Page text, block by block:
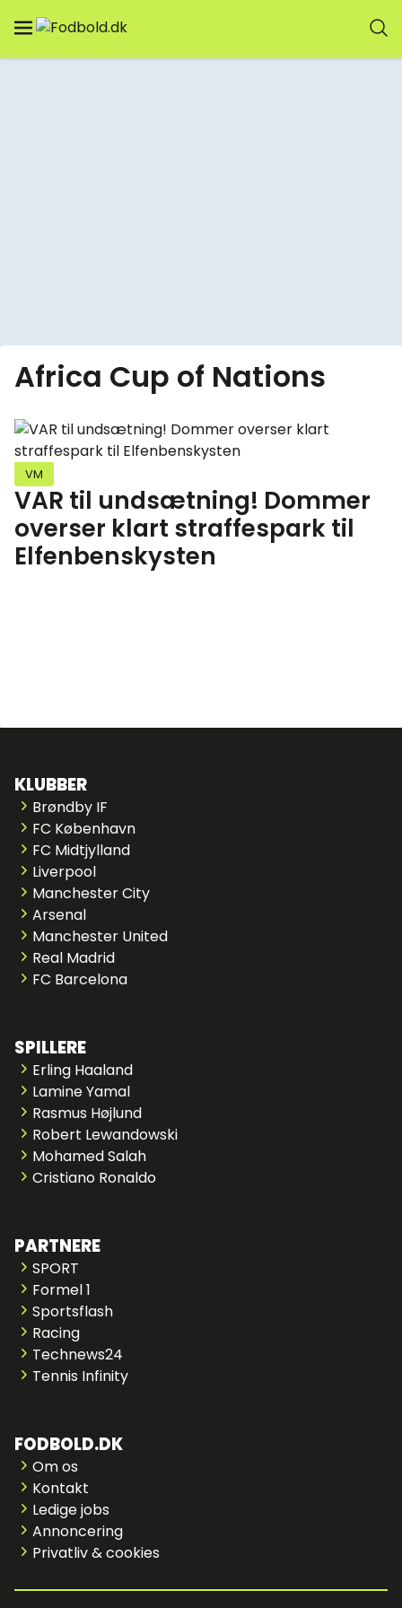
Africa Cup of Nations
VM
VAR til undsætning! Dommer
overser klart straffespark til
Elfenbenskysten
KLUBBER
Brøndby IF
FC København
FC Midtjylland
Liverpool
Manchester City
Arsenal
Manchester United
Real Madrid
FC Barcelona
SPILLERE
Erling Haaland
Lamine Yamal
Rasmus Højlund
Robert Lewandowski
Mohamed Salah
Cristiano Ronaldo
PARTNERE
SPORT
Formel 1
Sportsflash
Racing
Technews24
Tennis Infinity
FODBOLD.DK
Om os
Kontakt
Ledige jobs
Annoncering
Privatliv & cookies